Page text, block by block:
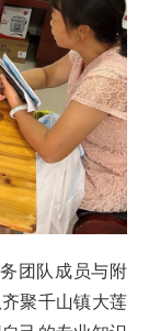
团队成员与附
聚千山镇大莲